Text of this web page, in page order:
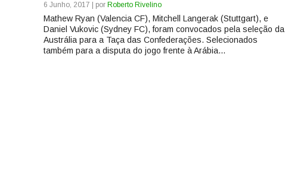
6 Junho, 2017 | por Roberto Rivelino
Mathew Ryan (Valencia CF), Mitchell Langerak (Stuttgart), e
Daniel Vukovic (Sydney FC), foram convocados pela seleção da
Austrália para a Taça das Confederações. Selecionados
também para a disputa do jogo frente à Arábia...